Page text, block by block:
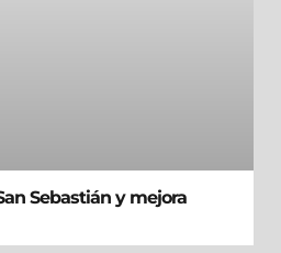
Sebastián y mejora